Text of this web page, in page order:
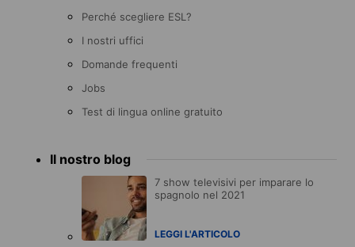
Perché scegliere ESL?
I nostri uffici
Domande frequenti
Jobs
Test di lingua online gratuito
Il nostro blog
7 show televisivi per imparare lo
spagnolo nel 2021
LEGGI L'ARTICOLO